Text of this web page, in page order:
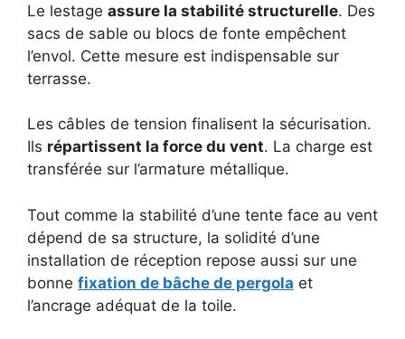
Le lestage assure la stabilité structurelle. Des
sacs de sable ou blocs de fonte empêchent
l’envol. Cette mesure est indispensable sur
terrasse.
Les câbles de tension finalisent la sécurisation.
Ils répartissent la force du vent. La charge est
transférée sur l’armature métallique.
Tout comme la stabilité d’une tente face au vent
dépend de sa structure, la solidité d’une
installation de réception repose aussi sur une
bonne fixation de bâche de pergola et
l’ancrage adéquat de la toile.